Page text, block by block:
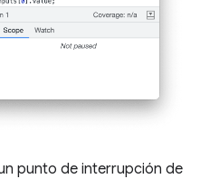
punto de interrupción de